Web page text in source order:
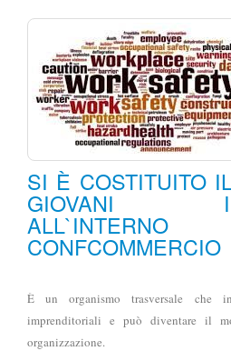
SI È COSTITUITO
GIOVANI
CONFCOMMERCIO
È un organismo trasversale che
imprenditoriali e può diventare il
organizzazione.